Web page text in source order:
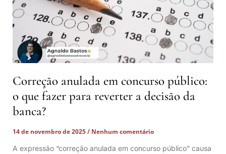
Correção anulada em concurso público:
o que fazer para reverter a decisão da
banca?
14 de novembro de 2025
Nenhum comentário
A expressão “correção anulada em concurso público” causa